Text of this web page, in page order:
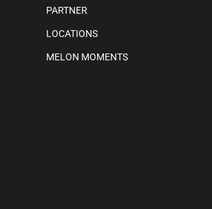
PARTNER
LOCATIONS
MELON MOMENTS